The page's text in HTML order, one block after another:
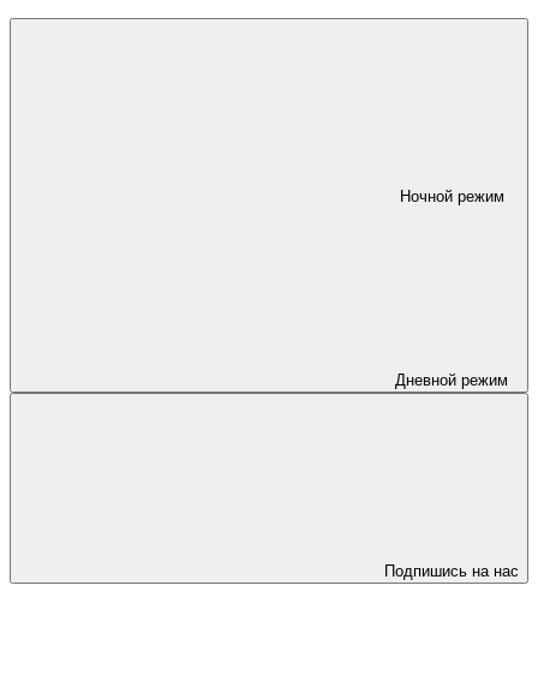
Ночной режим
Дневной режим
Подпишись на нас